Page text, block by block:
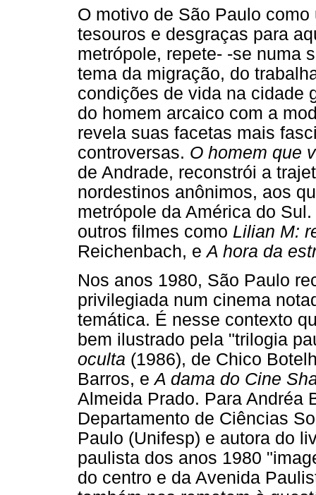
O motivo de São Paulo
tesouros e desgraças para
metrópole, repete- -se numa
tema da migração, do
condições de vida na cidade
do homem arcaico com a
revela suas facetas mais
controversas. O homem que
de Andrade, reconstrói a
nordestinos anônimos, aos
metrópole da América do
outros filmes como Lilian M:
Reichenbach, eA hora da
Nos anos 1980, São Paulo
privilegiada num cinema
temática. É nesse contexto
bem ilustrado pela "trilogia
oculta (1986), de Chico
Barros, eA dama do Cine
Almeida Prado. Para Andréa
Departamento de Ciências
Paulo (Unifesp) e autora do
paulista dos anos 1980
do centro e da Avenida